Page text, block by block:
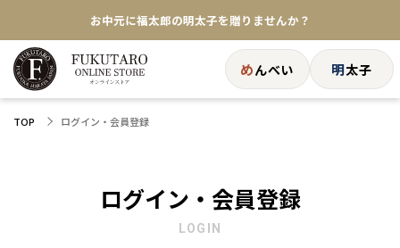
お中元に福太郎の明太子を贈りませんか？
★めんべい25周年記念商品が登場★
【色々な味を試したい方へ】ポストイン！めんべい
めんべい 明太子
TOP ログイン・会員登録
ログイン・会員登録
LOGIN